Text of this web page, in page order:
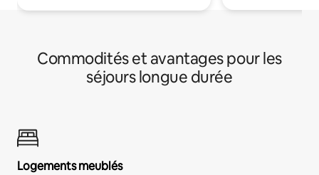
Commodités et avantages pour les
séjours longue durée
Logements meublés